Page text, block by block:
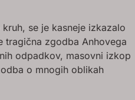
se je kasneje izkazalo
tragična zgodba Anhovega
odpadkov, masovni izkop
o mnogih oblikah